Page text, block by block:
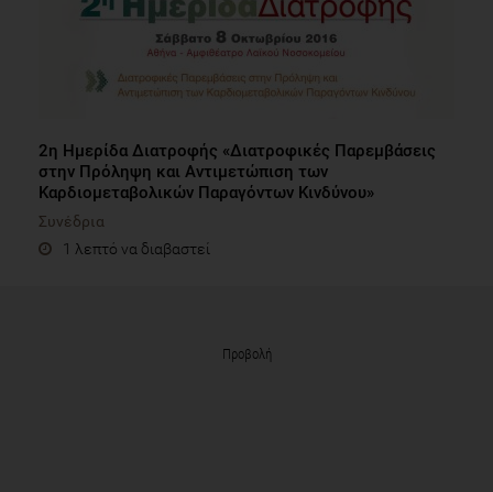
2η Ημερίδα Διατροφής «Διατροφικές Παρεμβάσεις
στην Πρόληψη και Αντιμετώπιση των
Καρδιομεταβολικών Παραγόντων Κινδύνου»
Συνέδρια
1 λεπτό να διαβαστεί
Προβολή